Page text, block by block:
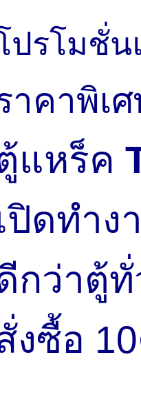
ปรโมชั่
าคาพิเ
แหร็ค
ปิดทำง
กว่าตู้
งซื้อ